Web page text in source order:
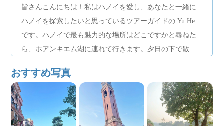
皆さんこんにちは！私はハノイを愛し、あなたと一緒に
ハノイを探索したいと思っているツアーガイドの Yu He
です。ハノイで最も魅力的な場所はどこですかと尋ねた
ら、ホアンキエム湖に連れて行きます。夕日の下で散歩
い。疲れたら、ハノイ人全員の子供の頃の思い出である
「クケム」アイスクリームをお楽しみください。また
は、トレイン ストリートに向かい、電車が通過する間エ
ッグ コーヒーを飲みながら、活気に満ちた雰囲気を満喫
おすすめ写真